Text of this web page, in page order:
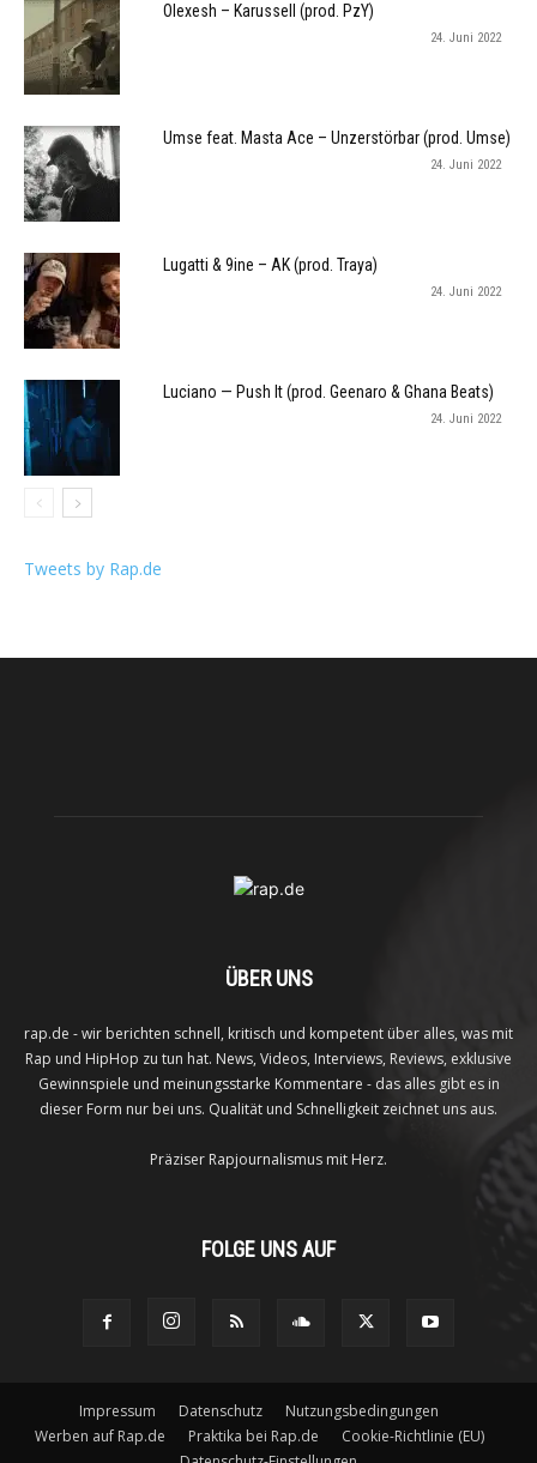
Olexesh – Karussell (prod. PzY)
24. Juni 2022
Umse feat. Masta Ace – Unzerstörbar (prod. Umse)
24. Juni 2022
Lugatti & 9ine – AK (prod. Traya)
24. Juni 2022
Luciano — Push It (prod. Geenaro & Ghana Beats)
24. Juni 2022
Tweets by Rap.de
ÜBER UNS
rap.de - wir berichten schnell, kritisch und kompetent über alles, was mit
Rap und HipHop zu tun hat. News, Videos, Interviews, Reviews, exklusive
Gewinnspiele und meinungsstarke Kommentare - das alles gibt es in
dieser Form nur bei uns. Qualität und Schnelligkeit zeichnet uns aus.
Präziser Rapjournalismus mit Herz.
FOLGE UNS AUF
Impressum Datenschutz
Nutzungsbedingungen
Werben auf Rap.de
Praktika bei Rap.de
Cookie-Richtlinie (EU)